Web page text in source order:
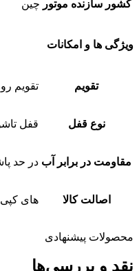
کشور سازنده موتور چین
ویژگی ها و امکانات
تقویم تقویم
نوع قفل قفل
مقاومت در برابر آب در حد
اصالت کالا های کپی
محصولات پیشنهادی
نقد و بررسی‌ها